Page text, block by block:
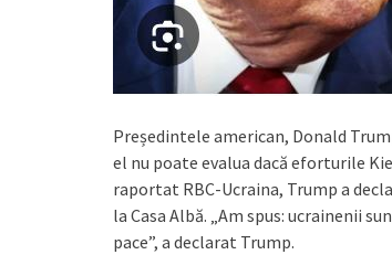
Președintele american, Donald
el nu poate evalua dacă eforturile
raportat RBC-Ucraina, Trump a
la Casa Albă. „Am spus: ucrainenii
pace”, a declarat Trump.